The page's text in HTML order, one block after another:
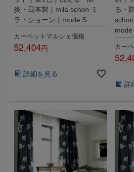
炎・日本製｜mila schon ミ
ラ・ショーン｜mode S
カーペットマルシェ価格
52,404
詳細を見る
る・
schon
mode
カー
詳